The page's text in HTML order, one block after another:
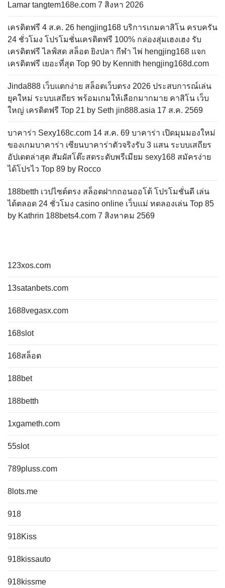
Lamar tangtem168e.com 7 สิงหา 2026
เครดิตฟรี 4 ส.ค. 26 hengjing168 บริการเกมคาสิโน ครบครัน
24 ชั่วโมง โปรโมชั่นเครดิตฟรี 100% กล่องสุ่มเฮงเฮง รับ
เครดิตฟรี ไลฟ์สด สล็อต ยิงปลา กีฬา ไพ่ hengjing168 แจก
เครดิตฟรี เยอะที่สุด Top 90 by Kennith hengjing168d.com
Jinda888 เว็บแตกง่าย สล็อตเว็บตรง 2026 ประสบการณ์เล่น
ยุคใหม่ ระบบเสถียร พร้อมเกมให้เลือกมากมาย คาสิโน เว็บ
ใหญ่ เครดิตฟรี Top 21 by Seth jin888.asia 17 ส.ค. 2569
บาคาร่า Sexy168c.com 14 ส.ค. 69 บาคาร่า เปิดมุมมองใหม่
ของเกมบาคาร่า เซียนบาคาร่าตัวจริงรับ 3 แสน ระบบเสถียร
อัปเดตล่าสุด สัมผัสโต๊ะสดระดับพรีเมียม sexy168 สมัครง่าย
ได้โปรไว Top 89 by Rocco
188betth เวปไซต์ตรง สล็อตฝากถอนออโต้ โปรโมชั่นดี เล่น
ได้ตลอด 24 ชั่วโมง casino online เว็บแม่ ทดลองเล่น Top 85
by Kathrin 188bets4.com 7 สิงหาคม 2569
123xos.com
13satanbets.com
1688vegasx.com
168slot
168สล็อต
188bet
188betth
1xgameth.com
55slot
789pluss.com
8lots.me
918
918Kiss
918kissauto
918kissme